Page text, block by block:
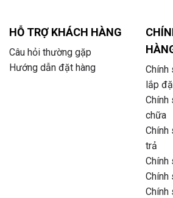
HỖ TRỢ KHÁCH HÀNG
Câu hỏi thường gặp
Hướng dẫn đặt hàng
Chính
lắp
Chính
chữa
Chính
trả
Chính
Chính
Chính